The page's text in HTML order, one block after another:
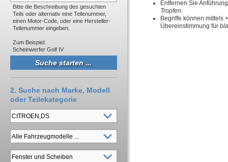
Entfernen Sie
Tropfen.
Begriffe können mittels
Übereinstimmung für
Bitte die Beschreibung des gesuchten
Teils oder alternativ eine Teilenummer,
einen Motor-Code, oder eine Hersteller-
Teilenummer eingeben.
Zum Beispiel:
Scheinwerfer Golf IV
2. Suche nach Marke, Modell
oder Teilekategorie